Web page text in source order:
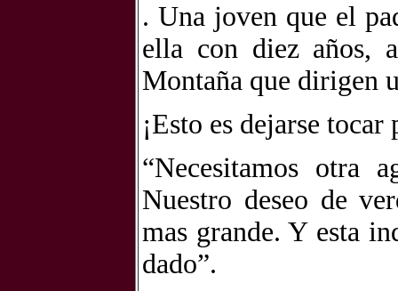
. Una joven que el
ella con diez años,
Montaña que dirigen
¡Esto es dejarse
“Necesitamos otra
Nuestro deseo de
mas grande. Y esta
dado”.